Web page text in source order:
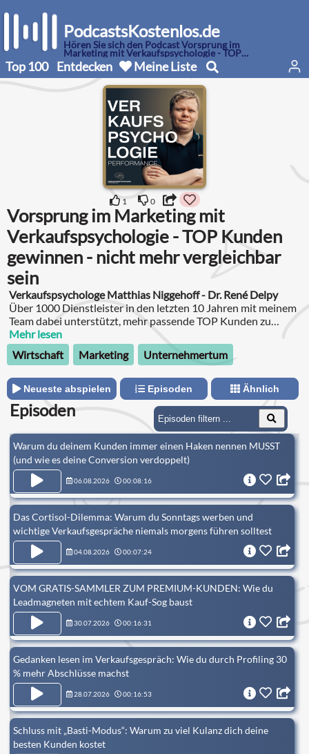
PodcastsKostenlos.de
Hören Sie sich den Podcast Vorsprung im
Marketing mit Verkaufspsychologie - TOP
Kunden gewinnen - nicht mehr vergleichbar sein
an
Top 100 Entdecken Meine Liste
1 0
Vorsprung im Marketing mit
Verkaufspsychologie - TOP Kunden
gewinnen - nicht mehr vergleichbar
sein
Verkaufspsychologe Matthias Niggehoff - Dr. René Delpy
Über 1000 Dienstleister in den letzten 10 Jahren mit meinem
Team dabei unterstützt, mehr passende TOP Kunden zu
gewinnen, ihr Marketing mit Psychologie noch erfolgreicher
zu machen und raus aus der Vergleichbarkeit zu kommen.
Mehr lesen
Wirtschaft
Marketing Unternehmertum
Neueste abspielen Episoden Ähnlich
Episoden
Warum du deinem Kunden immer einen Haken nennen MUSST
(und wie es deine Conversion verdoppelt)
06.08.2026 00:08:16
Das Cortisol-Dilemma: Warum du Sonntags werben und
wichtige Verkaufsgespräche niemals morgens führen solltest
04.08.2026 00:07:24
VOM GRATIS-SAMMLER ZUM PREMIUM-KUNDEN: Wie du
Leadmagneten mit echtem Kauf-Sog baust
30.07.2026 00:16:31
Gedanken lesen im Verkaufsgespräch: Wie du durch Profiling 30
% mehr Abschlüsse machst
28.07.2026 00:16:53
Schluss mit „Basti-Modus“: Warum zu viel Kulanz dich deine
besten Kunden kostet